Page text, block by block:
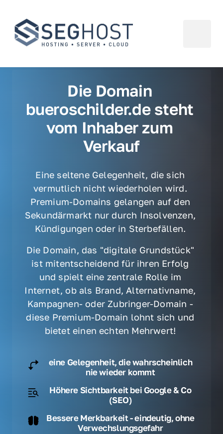
Die Domain
bueroschilder.de steht
vom Inhaber zum
Verkauf
Eine seltene Gelegenheit, die sich
vermutlich nicht wiederholen wird.
Premium-Domains gelangen auf den
Sekundärmarkt nur durch Insolvenzen,
Kündigungen oder in Sterbefällen.
Die Domain, das "digitale Grundstück"
ist mitentscheidend für ihren Erfolg
und spielt eine zentrale Rolle im
Internet, ob als Brand, Alternativname,
Kampagnen- oder Zubringer-Domain -
diese Premium-Domain lohnt sich und
bietet einen echten Mehrwert!
eine Gelegenheit, die wahrscheinlich
nie wieder kommt
Höhere Sichtbarkeit bei Google & Co
(SEO)
Bessere Merkbarkeit - eindeutig, ohne
Verwechslungsgefahr